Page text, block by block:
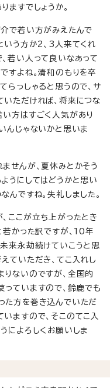
ますでしょうか。
で若い方がみえたんで
いう方か2、3人来てくれ
若い人って良いなあって
すよね。清和のもりを卒
らっしゃると思うので、サ
ただければ、将来につな
方はすごく人気があり
んじゃないかと思いま
せんが、夏休みとかそう
うにしてはどうかと思い
んですね。失礼しました。
ここが立ち上がったとき
若かった訳ですが、10年
来永劫続けていこうと思
ていただき、てこ入れし
ないのですが、全国的
ていますので、鈴鹿でも
た方を巻き込んでいただ
ますので、そこのてこ入
によろしくお願いしま